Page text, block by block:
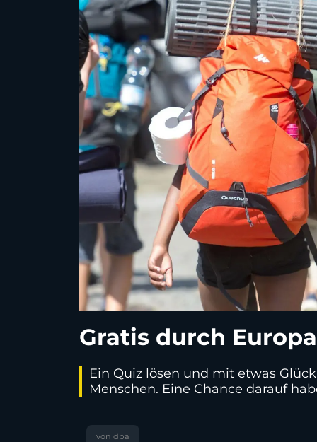
Gratis durch
Ein Quiz lösen und mit etwas
Menschen. Eine Chance darauf
von dpa